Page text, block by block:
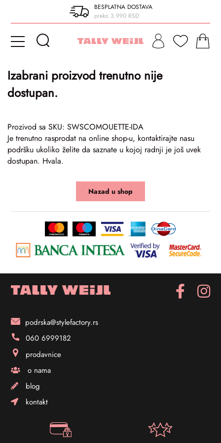
BESPLATNA DOSTAVA
preko 3.990 RSD
Izabrani proizvod trenutno nije
dostupan.
Prozivod sa SKU: SWSCOMOUETTE-IDA
Je trenutno rasprodat na online shop-u, kontaktirajte nasu
podršku ukoliko želite da saznate u kojoj radnji je još uvek
dostupan. Hvala.
Nazad u shop
podrska@stylefactory.rs
060 6999182
prodavnice
o nama
blog
kontakt